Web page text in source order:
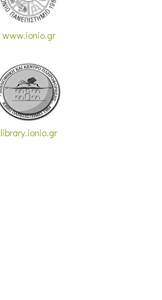
www.ionio.gr
library.ionio.gr